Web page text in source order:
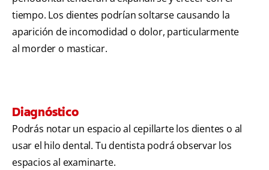
tiempo. Los dientes podrían soltarse causando la
aparición de incomodidad o dolor, particularmente
al morder o masticar.
Diagnóstico
Podrás notar un espacio al cepillarte los dientes o al
usar el hilo dental. Tu dentista podrá observar los
espacios al examinarte.